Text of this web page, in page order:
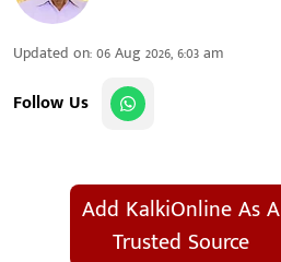
Updated on:06 Aug 2026, 6:03 am
Follow Us
Add KalkiOnline As A
Trusted Source